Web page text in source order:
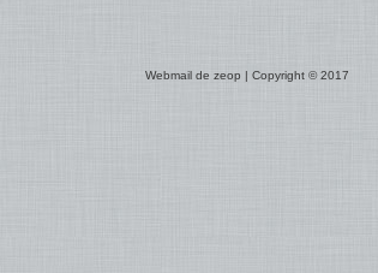
Webmail de zeop | Copyright © 2017